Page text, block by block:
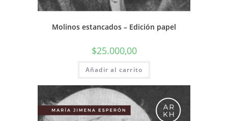
Molinos estancados – Edición papel
$25.000,00
Añadir al carrito